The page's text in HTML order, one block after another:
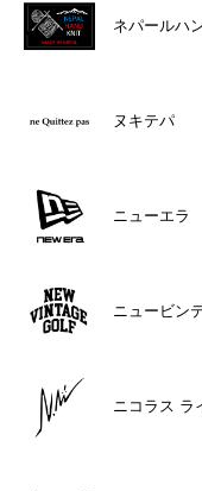
ネパールハ
ヌキテパ
ニューエラ
ニュービン
ニコラス ラ